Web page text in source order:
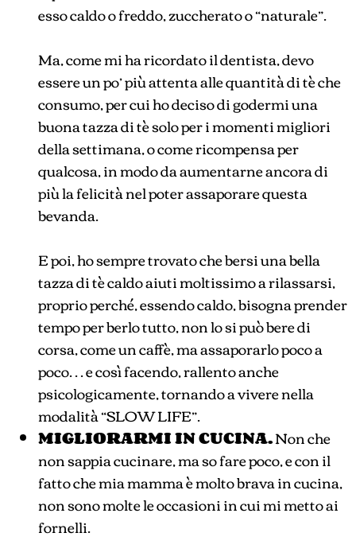
esso caldo o freddo, zuccherato o “naturale”.
Ma, come mi ha ricordato il dentista, devo
essere un po’ più attenta alle quantità di tè che
consumo, per cui ho deciso di godermi una
buona tazza di tè solo per i momenti migliori
della settimana, o come ricompensa per
qualcosa, in modo da aumentarne ancora di
più la felicità nel poter assaporare questa
bevanda.
E poi, ho sempre trovato che bersi una bella
tazza di tè caldo aiuti moltissimo a rilassarsi,
proprio perché, essendo caldo, bisogna prender
tempo per berlo tutto, non lo si può bere di
corsa, come un caffè, ma assaporarlo poco a
poco… e così facendo, rallento anche
psicologicamente, tornando a vivere nella
modalità “SLOW LIFE”.
MIGLIORARMI IN CUCINA.Non che
non sappia cucinare, ma so fare poco, e con il
fatto che mia mamma è molto brava in cucina,
non sono molte le occasioni in cui mi metto ai
fornelli.